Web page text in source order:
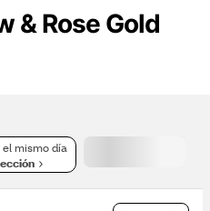
& Rose Gold
el mismo día